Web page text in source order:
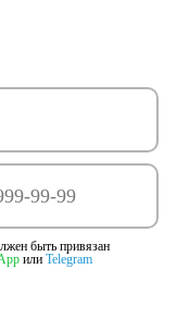
быть привязан
илиTelegram